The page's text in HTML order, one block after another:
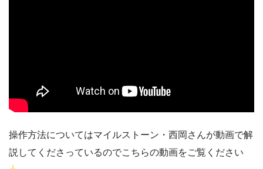
操作方法についてはマイルストーン・西岡さんが動画で解
説してくださっているのでこちらの動画をご覧ください